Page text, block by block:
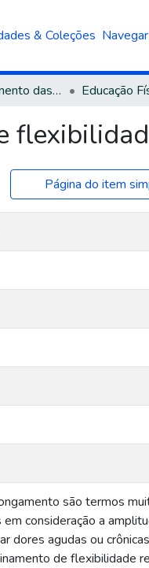
& Coleções Navegar
Área do Conhecimento das Ciências da Saúde
Página do item
são termos
consideração a
dores agudas ou
de flexibilidade